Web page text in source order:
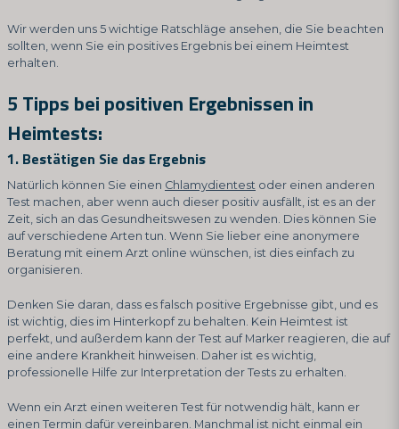
Wir werden uns 5 wichtige Ratschläge ansehen, die Sie beachten
sollten, wenn Sie ein positives Ergebnis bei einem Heimtest
erhalten.
5 Tipps bei positiven Ergebnissen in
Heimtests:
1. Bestätigen Sie das Ergebnis
Natürlich können Sie einen Chlamydientest oder einen anderen
Test machen, aber wenn auch dieser positiv ausfällt, ist es an der
Zeit, sich an das Gesundheitswesen zu wenden. Dies können Sie
auf verschiedene Arten tun. Wenn Sie lieber eine anonymere
Beratung mit einem Arzt online wünschen, ist dies einfach zu
organisieren.
Denken Sie daran, dass es falsch positive Ergebnisse gibt, und es
ist wichtig, dies im Hinterkopf zu behalten. Kein Heimtest ist
perfekt, und außerdem kann der Test auf Marker reagieren, die auf
eine andere Krankheit hinweisen. Daher ist es wichtig,
professionelle Hilfe zur Interpretation der Tests zu erhalten.
Wenn ein Arzt einen weiteren Test für notwendig hält, kann er
einen Termin dafür vereinbaren. Manchmal ist nicht einmal ein